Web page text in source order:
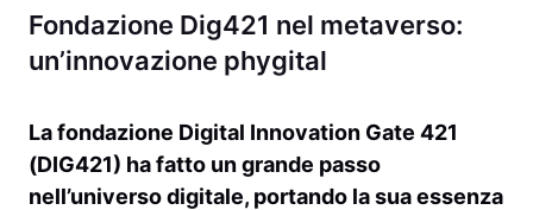
Fondazione Dig421 nel metaverso:
un’innovazione phygital
La fondazione Digital Innovation Gate 421
(DIG421) ha fatto un grande passo
nell’universo digitale, portando la sua essenza